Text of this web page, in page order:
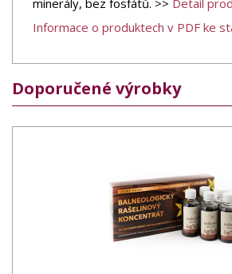
minerály, bez fosfátů. >> Detail
Informace o produktech v PDF ke
Doporučené výrobky